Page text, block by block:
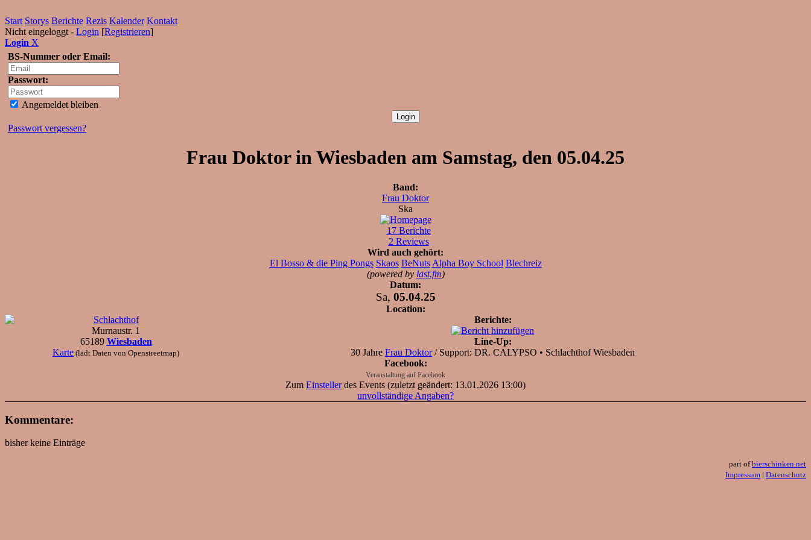
Start Storys Berichte Rezis Kalender Kontakt
Nicht eingeloggt - Login [Registrieren]
Login X
BS-Nummer oder Email:
Passwort:
Angemeldet bleiben
Passwort vergessen?
Frau Doktor in Wiesbaden am Samstag, den 05.04.25
Band:
Frau Doktor
Ska
17 Berichte
2 Reviews
Wird auch gehört:
El Bosso & die Ping Pongs Skaos BeNuts Alpha Boy School Blechreiz
(powered by last.fm)
Datum:
Sa, 05.04.25
Location:
Schlachthof
Murnaustr. 1
65189 Wiesbaden
Karte (lädt Daten von Openstreetmap)
Berichte:
Line-Up:
30 Jahre Frau Doktor/ Support: DR. CALYPSO • Schlachthof Wiesbaden
Facebook:
Veranstaltung auf Facebook
Zum Einstellerdes Events (zuletzt geändert: 13.01.2026 13:00)
unvollständige Angaben?
Kommentare:
bisher keine Einträge
part ofbierschinken.net
Impressum | Datenschutz